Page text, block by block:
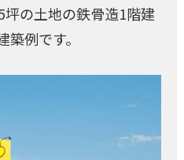
の土地の鉄骨造1階建
例です。